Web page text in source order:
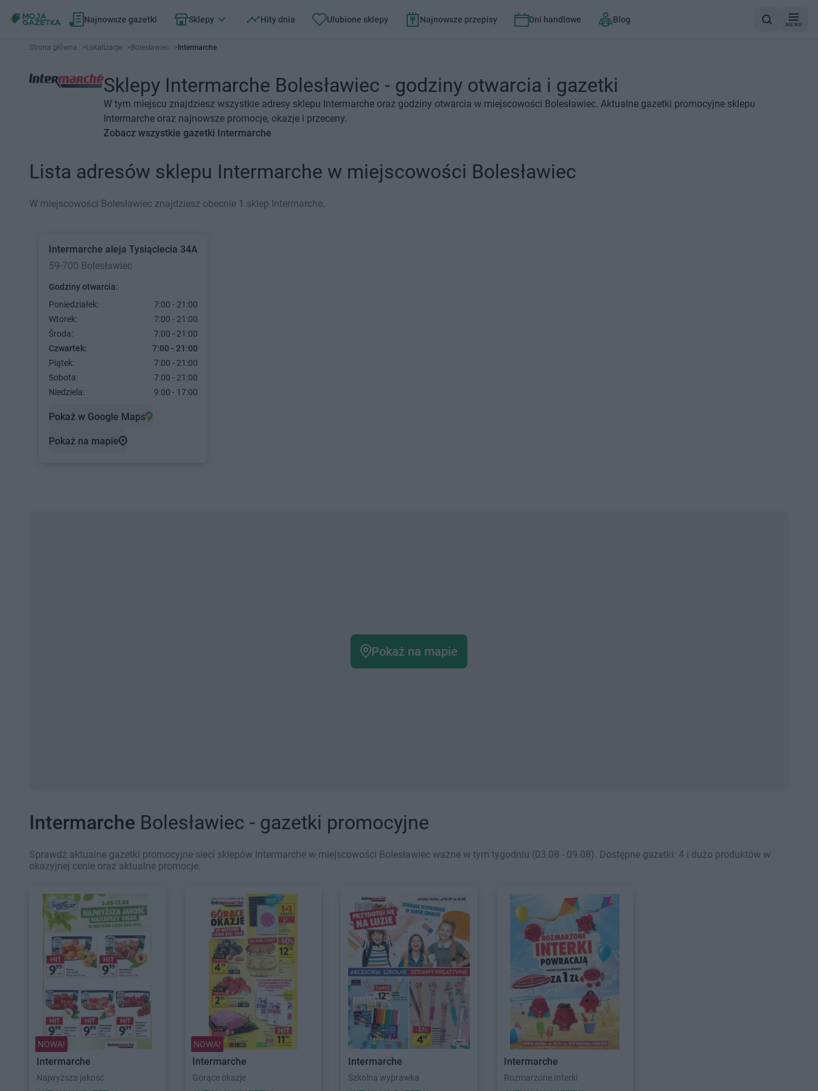
Najnowsze gazetki Sklepy Hity dnia Ulubione sklepy Najnowsze przepisy Dni handlowe Blog
MENU
Strona główna >Lokalizacje >Bolesławiec > Intermarche
Sklepy Intermarche Bolesławiec - godziny otwarcia i gazetki
W tym miejscu znajdziesz wszystkie adresy sklepu Intermarche oraz godziny otwarcia w miejscowości Bolesławiec. Aktualne gazetki promocyjne sklepu
Intermarche oraz najnowsze promocje, okazje i przeceny.
Zobacz wszystkie gazetki Intermarche
Lista adresów sklepu Intermarche w miejscowości Bolesławiec
W miejscowości Bolesławiec znajdziesz obecnie 1 sklep Intermarche.
Intermarche aleja Tysiąclecia 34A
59-700 Bolesławiec
Godziny otwarcia:
Poniedziałek:
7:00 - 21:00
Wtorek:
7:00 - 21:00
Środa:
7:00 - 21:00
Czwartek:
7:00 - 21:00
Piątek:
7:00 - 21:00
Sobota:
7:00 - 21:00
Niedziela:
9:00 - 17:00
Pokaż w Google Maps
Pokaż na mapie
Pokaż na mapie
Intermarche Bolesławiec - gazetki promocyjne
Sprawdź aktualne gazetki promocyjne sieci sklepów Intermarche w miejscowości Bolesławiec ważne w tym tygodniu (03.08 - 09.08). Dostępne gazetki: 4 i dużo produktów w
okazyjnej cenie oraz aktualne promocje.
NOWA!
Intermarche
Najwyższa jakość
NOWA!
Intermarche
Gorące okazje
Intermarche
Szkolna wyprawka
Intermarche
Rozmarzone Interki